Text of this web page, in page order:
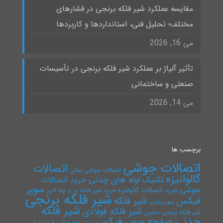
مقایسه عملکرد شیر فلکه برنجی در فشارهای
مختلف؛ تحلیل فنی، استانداردها و کاربردها
می 16, 2026
تأثیر آلیاژ بر عملکرد شیر فلکه برنجی در تأسیسات
صنعتی و ساختمانی
می 14, 2026
برچسب ها
اتصالات جوشی اتصالات جوشی بنکن اتصالات
گالوانیزهتکنیک لوله های چدنیخرید اتصالات
جوشیخرید اتصالات گالوانیزه خرید شیر فلکه خرید لوله گازی سوپر
فیکس سوپرپایپ شیر فلکه شیر فلکه برنجی
شیر فلکه برنجی سامین شیر فلکه فولادی شیر فلکه